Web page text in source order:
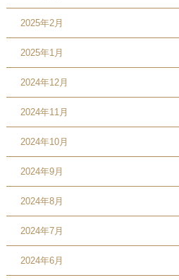
2025年2月
2025年1月
2024年12月
2024年11月
2024年10月
2024年9月
2024年8月
2024年7月
2024年6月